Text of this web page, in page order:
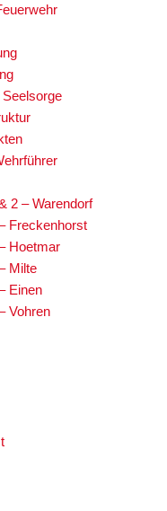
2 – Warendorf
Freckenhorst
Hoetmar
Milte
Einen
Vohren